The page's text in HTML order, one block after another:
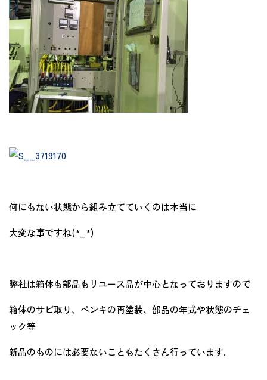
何にもない状態から組み立てていくのは本当に
大変な事ですね(*_*)
弊社は箱体も部品もリユース品が中心となっておりますので
箱体のサビ取り、ペンキの再塗装、部品の年式や状態のチェ
ック等
新品のものには必要ないこともたくさん行っています。